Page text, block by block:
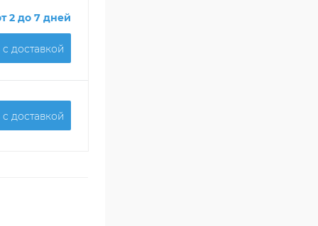
2 до 7 дней
доставкой
доставкой